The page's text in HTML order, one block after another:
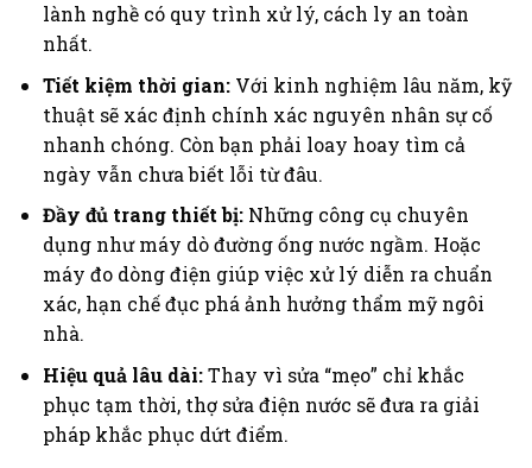
lành nghề có quy trình xử lý, cách ly an toàn
nhất.
Tiết kiệm thời gian:Với kinh nghiệm lâu năm, kỹ
thuật sẽ xác định chính xác nguyên nhân sự cố
nhanh chóng. Còn bạn phải loay hoay tìm cả
ngày vẫn chưa biết lỗi từ đâu.
Đầy đủ trang thiết bị:Những công cụ chuyên
dụng như máy dò đường ống nước ngầm. Hoặc
máy đo dòng điện giúp việc xử lý diễn ra chuẩn
xác, hạn chế đục phá ảnh hưởng thẩm mỹ ngôi
nhà.
Hiệu quả lâu dài:Thay vì sửa “mẹo” chỉ khắc
phục tạm thời, thợ sửa điện nước sẽ đưa ra giải
pháp khắc phục dứt điểm.